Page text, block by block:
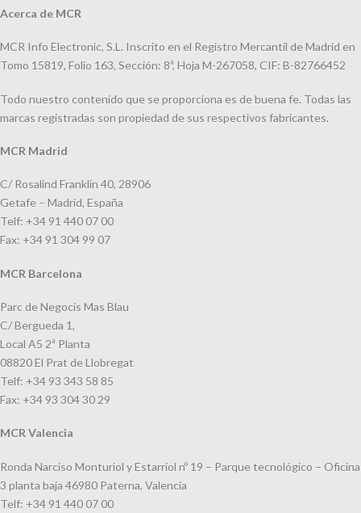
Acerca de MCR
MCR Info Electronic, S.L. Inscrito en el Registro Mercantil de Madrid en
Tomo 15819, Folio 163, Sección: 8ª, Hoja M-267058, CIF: B-82766452
Todo nuestro contenido que se proporciona es de buena fe. Todas las
marcas registradas son propiedad de sus respectivos fabricantes.
MCR Madrid
C/ Rosalind Franklin 40, 28906
Getafe – Madrid, España
Telf: +34 91 440 07 00
Fax: +34 91 304 99 07
MCR Barcelona
Parc de Negocis Mas Blau
C/ Bergueda 1,
Local A5 2ª Planta
08820 El Prat de Llobregat
Telf: +34 93 343 58 85
Fax: +34 93 304 30 29
MCR Valencia
Ronda Narciso Monturiol y Estarriol nº 19 – Parque tecnológico – Oficina
3 planta baja 46980 Paterna, Valencia
Telf: +34 91 440 07 00